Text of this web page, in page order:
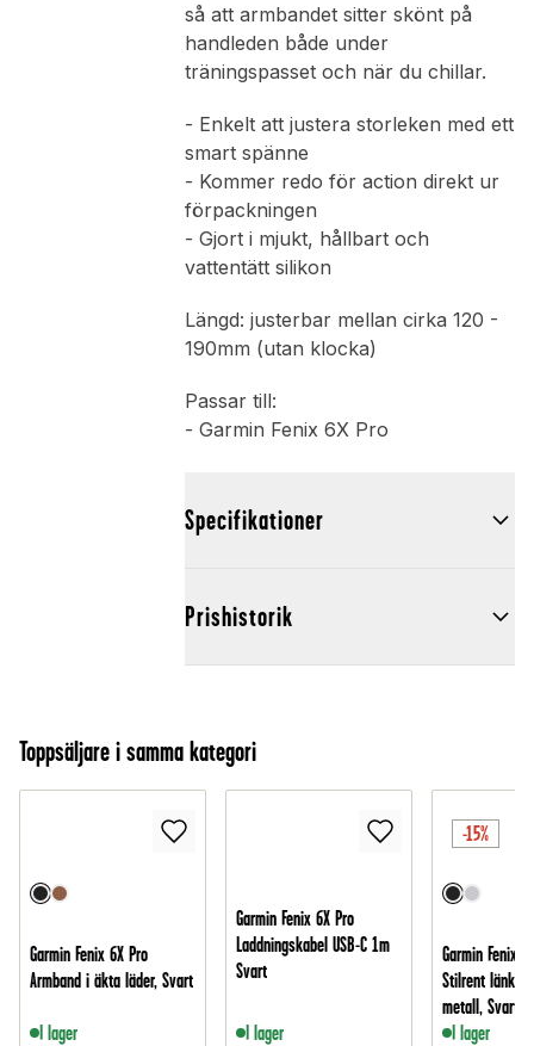
så att armbandet sitter skönt på
handleden både under
träningspasset och när du chillar.
- Enkelt att justera storleken med ett
smart spänne
- Kommer redo för action direkt ur
förpackningen
- Gjort i mjukt, hållbart och
vattentätt silikon
Längd: justerbar mellan cirka 120 -
190mm (utan klocka)
Passar till:
- Garmin Fenix 6X Pro
Specifikationer
Prishistorik
Toppsäljare i samma kategori
Garmin Fenix 6X Pro
Armband i äkta läder, Svart
I lager
Garmin Fenix 6X Pro
Laddningskabel USB-C 1m
Svart
I lager
-15%
Garmin Fenix
Stilrent
metall, Svart
I lager